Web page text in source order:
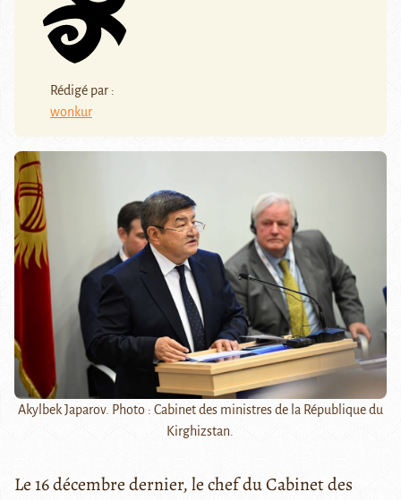
Rédigé par :
wonkur
Akylbek Japarov. Photo : Cabinet des ministres de la République du
Kirghizstan.
Le 16 décembre dernier, le chef du Cabinet des